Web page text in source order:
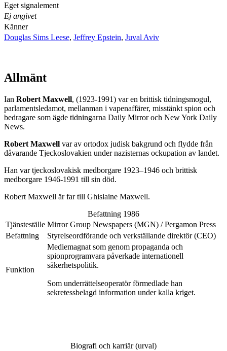
Eget signalement
Ej angivet
Känner
Douglas Sims Leese, Jeffrey Epstein, Juval Aviv
Allmänt
Ian Robert Maxwell, (1923-1991) var en brittisk tidningsmogul,
parlamentsledamot, mellanman i vapenaffärer, misstänkt spion och
bedragare som ägde tidningarna Daily Mirror och New York Daily
News.
Robert Maxwell var av ortodox judisk bakgrund och flydde från
dåvarande Tjeckoslovakien under nazisternas ockupation av landet.
Han var tjeckoslovakisk medborgare 1923–1946 och brittisk
medborgare 1946-1991 till sin död.
Robert Maxwell är far till Ghislaine Maxwell.
Befattning 1986
Tjänsteställe Mirror Group Newspapers (MGN) / Pergamon Press
Befattning
Styrelseordförande och verkställande direktör (CEO)
Funktion
Mediemagnat som genom propaganda och
spionprogramvara påverkade internationell
säkerhetspolitik.
Som underrättelseoperatör förmedlade han
sekretessbelagd information under kalla kriget.
Biografi och karriär (urval)